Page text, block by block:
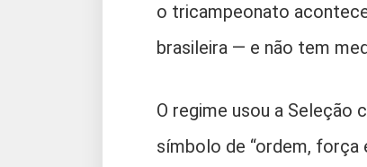
o tricampeonato
brasileira — e não tem
O regime usou a Seleção
símbolo de “ordem, força